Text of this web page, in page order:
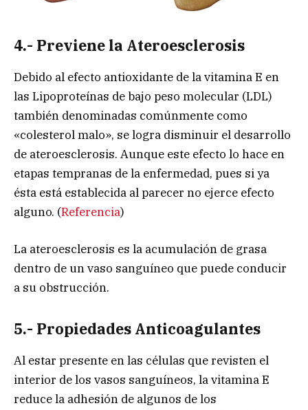
4.- Previene la Ateroesclerosis
Debido al efecto antioxidante de la vitamina E en
las Lipoproteínas de bajo peso molecular (LDL)
también denominadas comúnmente como
«colesterol malo», se logra disminuir el desarrollo
de ateroesclerosis. Aunque este efecto lo hace en
etapas tempranas de la enfermedad, pues si ya
ésta está establecida al parecer no ejerce efecto
alguno. (Referencia)
La ateroesclerosis es la acumulación de grasa
dentro de un vaso sanguíneo que puede conducir
a su obstrucción.
5.- Propiedades Anticoagulantes
Al estar presente en las células que revisten el
interior de los vasos sanguíneos, la vitamina E
reduce la adhesión de algunos de los